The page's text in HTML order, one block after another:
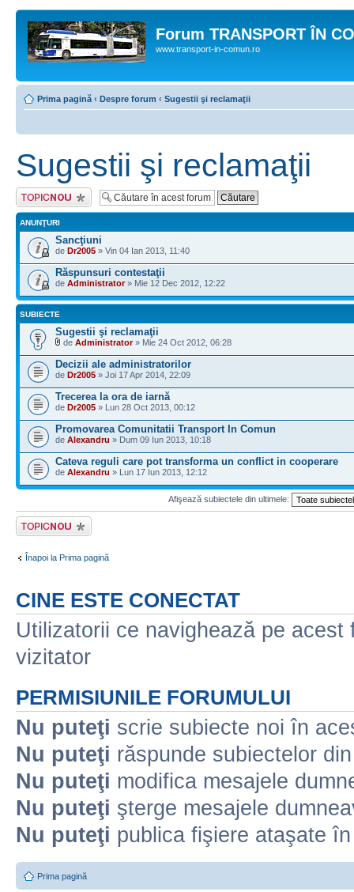
Forum TRANSPORT ÎN
www.transport-in-comun.ro
Prima pagină ‹ Despre forum ‹ Sugestii şi reclamaţii
Sugestii şi reclamaţii
Scrie un subiect
nou
ANUNŢURI
Sancţiuni
de Dr2005 » Vin 04 Ian 2013, 11:40
Răspunsuri contestaţii
de Administrator» Mie 12 Dec 2012, 12:22
SUBIECTE
Sugestii şi reclamaţii
de Administrator» Mie 24 Oct 2012, 06:28
Decizii ale administratorilor
de Dr2005 » Joi 17 Apr 2014, 22:09
Trecerea la ora de iarnă
de Dr2005 » Lun 28 Oct 2013, 00:12
Promovarea Comunitatii Transport In Comun
de Alexandru » Dum 09 Iun 2013, 10:18
Cateva reguli care pot transforma un conflict in cooperare
de Alexandru » Lun 17 Iun 2013, 12:12
Afişează subiectele din ultimele:
Scrie un subiect
nou
Înapoi la Prima pagină
CINE ESTE CONECTAT
Utilizatorii ce navighează pe
vizitator
PERMISIUNILE FORUMULUI
Nu puteţi scrie subiecte noi în
Nu puteţi răspunde subiectelor
Nu puteţi modifica mesajele
Nu puteţi şterge mesajele
Nu puteţi publica fişiere ataşate
Prima pagină